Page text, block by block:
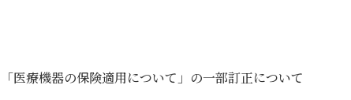
「医療機器の保険適用について」の一部訂正について